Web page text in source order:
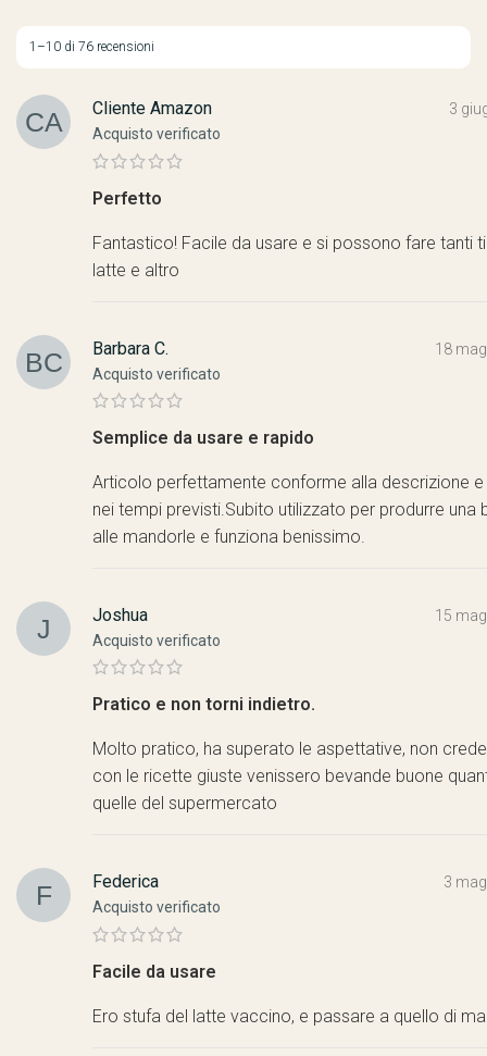
1–10 di 76 recensioni
Cliente Amazon
Acquisto verificato
3
Perfetto
Fantastico! Facile da usare e si possono fare tanti
latte e altro
Barbara C.
Acquisto verificato
18
Semplice da usare e rapido
Articolo perfettamente conforme alla descrizione
nei tempi previsti.Subito utilizzato per produrre una
alle mandorle e funziona benissimo.
Joshua
Acquisto verificato
15
Pratico e non torni indietro.
Molto pratico, ha superato le aspettative, non
con le ricette giuste venissero bevande buone
quelle del supermercato
Federica
Acquisto verificato
3
Facile da usare
Ero stufa del latte vaccino, e passare a quello di